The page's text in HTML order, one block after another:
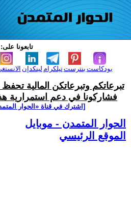
تابعونا على:
لينكدإن تيلكرامبنترست بودكاست
تبرعاتكم وتبرعاتكن المالية
فشاركونا في دعم استمرارية
[اشترك في قناة ‫«الحوار
الحوار المتمدن - موبايل
الموقع الرئيسي